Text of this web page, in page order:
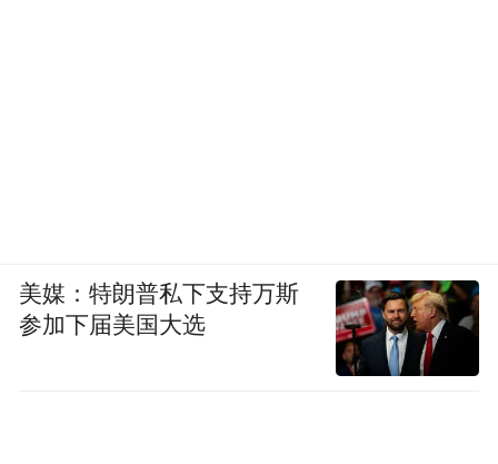
美媒：特朗普私下支持万斯
参加下届美国大选